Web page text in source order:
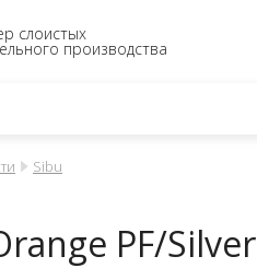
слоистых
производства
Sibu
PF/